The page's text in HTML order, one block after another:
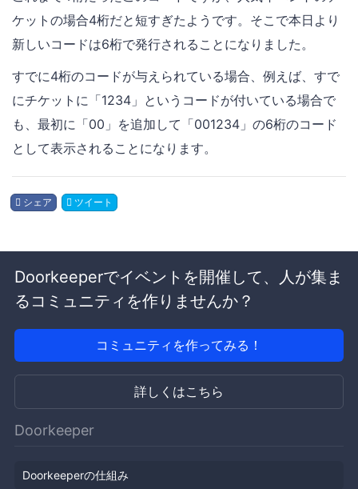
ケットの場合4桁だと短すぎたようです。そこで本日より
新しいコードは6桁で発行されることになりました。
すでに4桁のコードが与えられている場合、例えば、すで
にチケットに「1234」というコードが付いている場合で
も、最初に「00」を追加して「001234」の6桁のコード
として表示されることになります。
シェア ツイート
Doorkeeperでイベントを開催して、人が集ま
るコミュニティを作りませんか？
コミュニティを作ってみる！
詳しくはこちら
Doorkeeper
Doorkeeperの仕組み